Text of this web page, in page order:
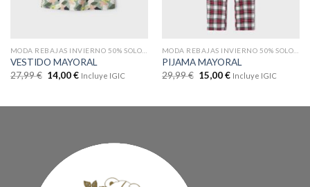
VESTIDO MAYORAL
27,99€ 14,00€ Incluye IGIC
PIJAMA MAYORAL
29,99€ 15,00€ Incluye IGIC